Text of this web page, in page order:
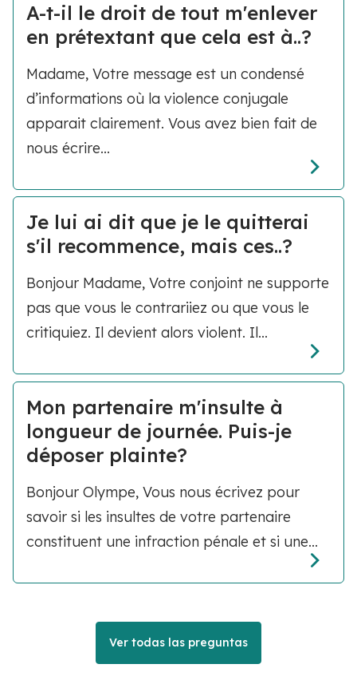
A-t-il le droit de tout m'enlever
en prétextant que cela est à..?
Madame, Votre message est un condensé
d’informations où la violence conjugale
apparait clairement. Vous avez bien fait de
nous écrire...
Je lui ai dit que je le quitterai
s'il recommence, mais ces..?
Bonjour Madame, Votre conjoint ne supporte
pas que vous le contrariiez ou que vous le
critiquiez. Il devient alors violent. Il...
Mon partenaire m'insulte à
longueur de journée. Puis-je
déposer plainte?
Bonjour Olympe, Vous nous écrivez pour
savoir si les insultes de votre partenaire
constituent une infraction pénale et si une...
Ver todas las preguntas